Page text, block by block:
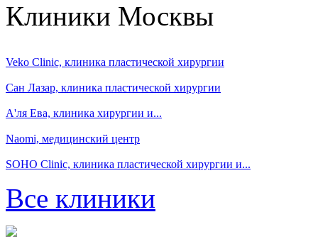
Клиники Москвы
Veko Clinic, клиника пластической хирургии
Сан Лазар, клиника пластической хирургии
А'ля Ева, клиника хирургии и...
Naomi, медицинский центр
SOHO Clinic, клиника пластической хирургии и...
Все клиники